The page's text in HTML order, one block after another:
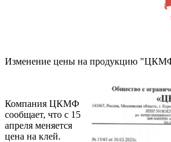
Изменение цены на продукцию
Компания ЦКМФ
сообщает, что с 15
апреля меняется
цена на клей.